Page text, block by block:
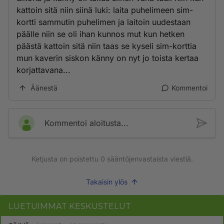
kattoin sitä niin siinä luki: laita puhelimeen sim-
kortti sammutin puhelimen ja laitoin uudestaan
päälle niin se oli ihan kunnos mut kun hetken
päästä kattoin sitä niin taas se kyseli sim-korttia
mun kaverin siskon känny on nyt jo toista kertaa
korjattavana...
Äänestä Kommentoi
Kommentoi aloitusta...
Ketjusta on poistettu 0 sääntöjenvastaista viestiä.
Takaisin ylös
LUETUIMMAT KESKUSTELUT